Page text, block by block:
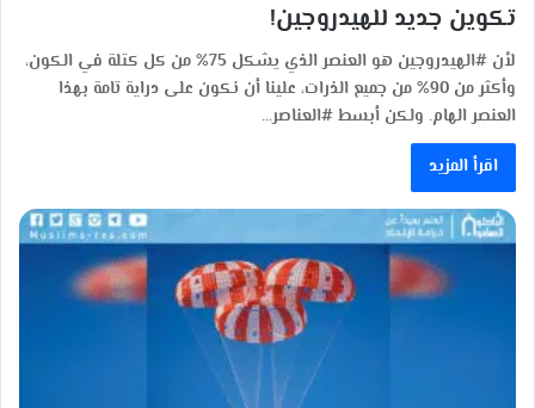
تكوين جديد للهيدروجين!
لأن #الهيدروجين هو العنصر الذي يشكل 75% من كل كتلة في الكون،
وأكثر من 90% من جميع الذرات، علينا أن نكون على دراية تامة بهذا
العنصر الهام. ولكن أبسط #العناصر…
اقرأ المزيد